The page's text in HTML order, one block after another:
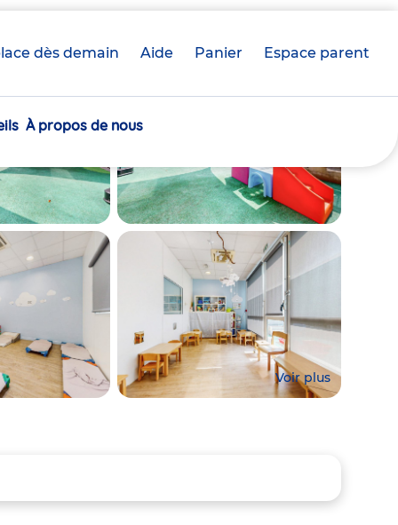
dès demain Aide Panier crèche(s)
Espace parent
À propos de nous
Voir plus